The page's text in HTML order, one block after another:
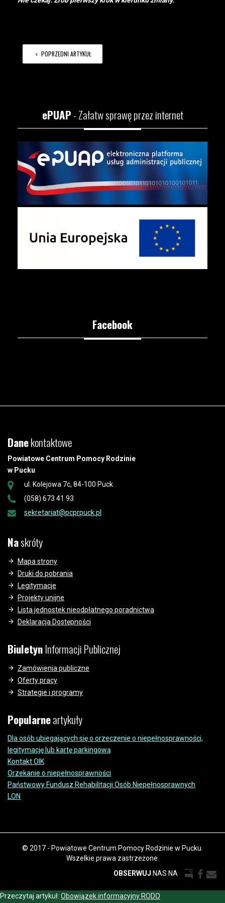
POPRZEDNI ARTYKUŁ
ePUAP- Załatw sprawę przez internet
Facebook
Danekontaktowe
Powiatowe Centrum Pomocy Rodzinie
w Pucku
ul. Kolejowa 7c, 84-100 Puck
(058) 673 41 93
sekretariat@pcprpuck.pl
Naskróty
Mapa strony
Druki do pobrania
Legitymacje
Projekty unijne
Lista jednostek nieodpłatnego poradnictwa
Deklaracja Dostępności
BiuletynInformacji Publicznej
Zamówienia publiczne
Oferty pracy
Strategie i programy
Popularneartykuły
Dla osób ubiegających się o orzeczenie o niepełnosprawności,
legitymację lub kartę parkingową
Kontakt OIK
Orzekanie o niepełnosprawności
Państwowy Fundusz Rehabilitacji Osób Niepełnosprawnych
LON
© 2017 - Powiatowe Centrum Pomocy Rodzinie w Pucku.
Wszelkie prawa zastrzeżone.
OBSERWUJ NAS NA
Przeczytaj artykuł: Obowiązek informacyjny RODO